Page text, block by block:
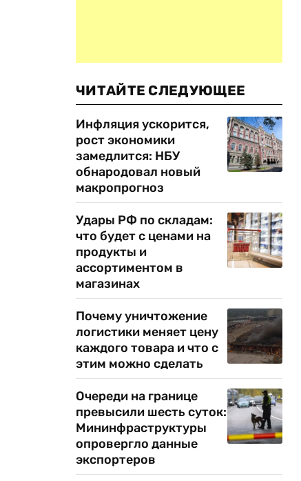
ЧИТАЙТЕ СЛЕДУЮЩЕЕ
Инфляция ускорится,
рост экономики
замедлится: НБУ
обнародовал новый
макропрогноз
Удары РФ по складам:
что будет с ценами на
продукты и
ассортиментом в
магазинах
Почему уничтожение
логистики меняет цену
каждого товара и что с
этим можно сделать
Очереди на границе
превысили шесть суток:
Мининфраструктуры
опровергло данные
экспортеров